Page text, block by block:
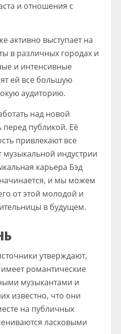
и отношения с
активно выступает на
в различных городах и
и интенсивные
ей все большую
аудиторию.
над новой
перед публикой. Её
привлекают все
индустрии
карьера Бэд
и мы можем
от этой молодой и
в будущем.
утверждают,
романтические
музыкантами и
известно, что они
на публичных
ласковыми